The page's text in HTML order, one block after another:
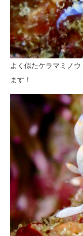
よく似たケラマミノ
ます！